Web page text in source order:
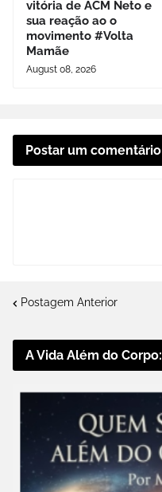
vitória de ACM Neto e
sua reação ao o
movimento #Volta
Mamãe
August 08, 2026
Postar um comentário
Postagem Anterior
A Vida Além do Corpo: